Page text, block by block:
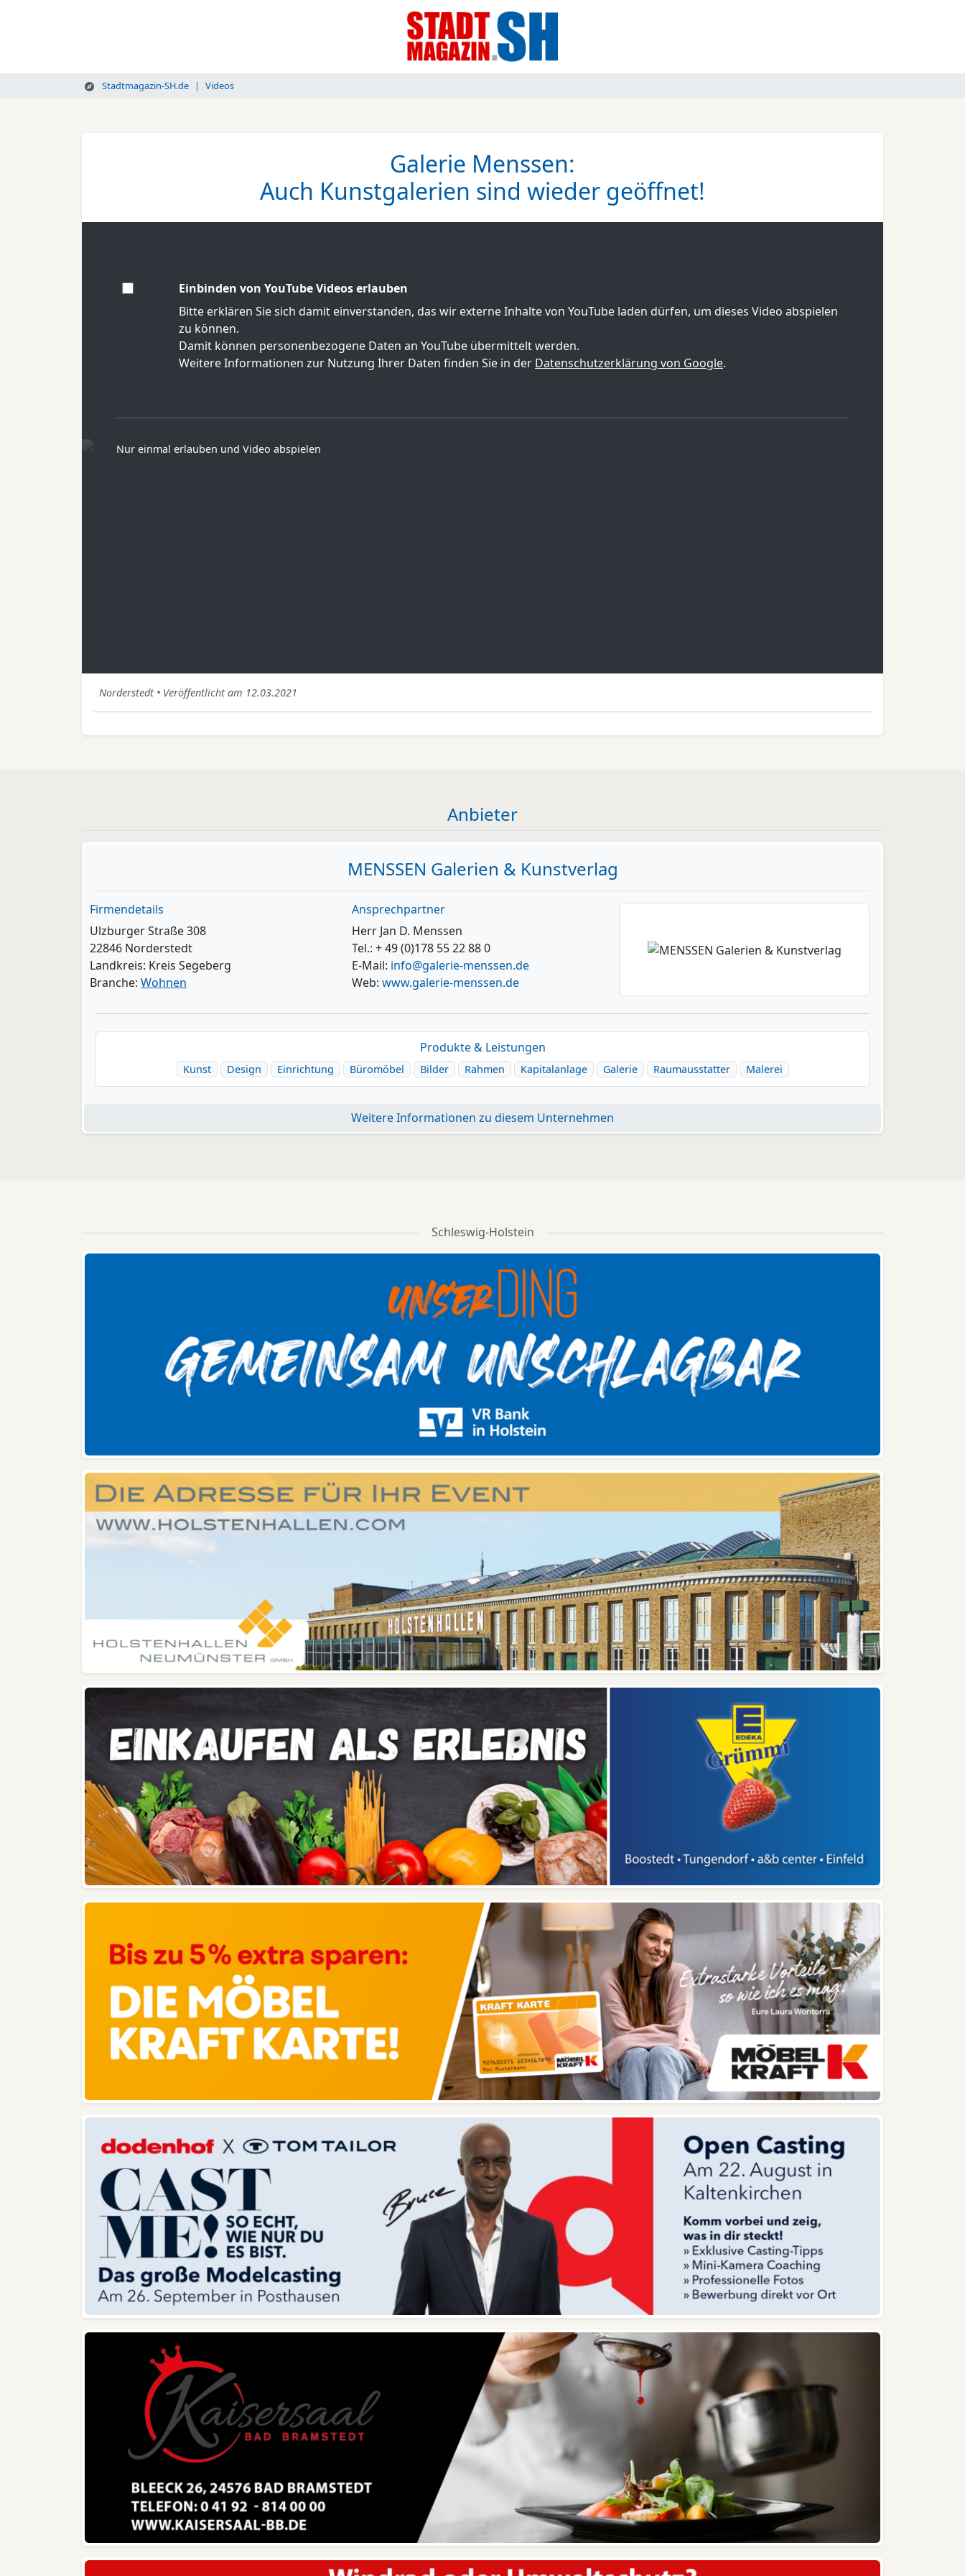
Stadtmagazin-SH.de Videos
Galerie Menssen:
Auch Kunstgalerien sind wieder geöffnet!
Einbinden von YouTube Videos erlauben
Bitte erklären Sie sich damit einverstanden, das wir externe Inhalte von YouTube laden dürfen, um dieses Video abspielen
zu können.
Damit können personenbezogene Daten an YouTube übermittelt werden.
Weitere Informationen zur Nutzung Ihrer Daten finden Sie in der Datenschutzerklärung von Google.
Nur einmal erlauben und Video abspielen
Norderstedt • Veröffentlicht am 12.03.2021
Anbieter
MENSSEN Galerien & Kunstverlag
Firmendetails
Ulzburger Straße 308
22846 Norderstedt
Landkreis: Kreis Segeberg
Branche: Wohnen
Ansprechpartner
Herr Jan D. Menssen
Tel.: + 49 (0)178 55 22 88 0
E-Mail: info@galerie-menssen.de
Web: www.galerie-menssen.de
Produkte & Leistungen
Kunst Design Einrichtung Büromöbel Bilder Rahmen Kapitalanlage Galerie Raumausstatter Malerei
Weitere Informationen zu diesem Unternehmen
Schleswig-Holstein